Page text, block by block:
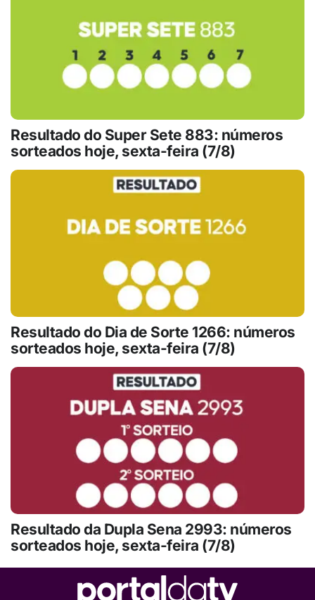
Resultado do Super Sete 883: números
sorteados hoje, sexta-feira (7/8)
Resultado do Dia de Sorte 1266: números
sorteados hoje, sexta-feira (7/8)
Resultado da Dupla Sena 2993: números
sorteados hoje, sexta-feira (7/8)